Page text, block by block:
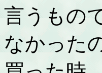
言うもの
なかった